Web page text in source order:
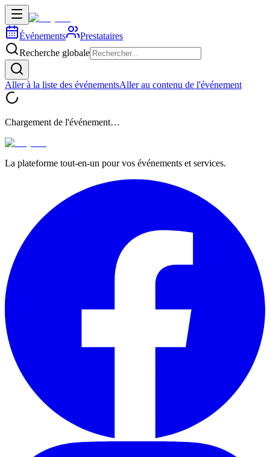
Événements
Prestataires
Recherche globale
Aller à la liste des événementsAller au contenu de l'événement
Chargement de l'événement…
La plateforme tout-en-un pour vos événements et services.